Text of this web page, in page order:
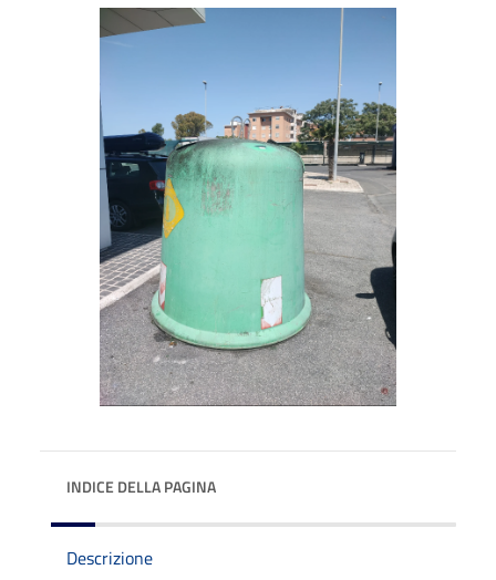
INDICE DELLA PAGINA
Descrizione